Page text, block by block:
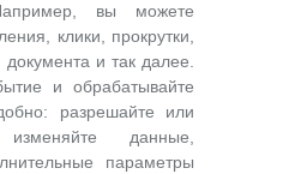
вы можете
клики, прокрутки,
и так далее.
и обрабатывайте
разрешайте или
данные,
параметры